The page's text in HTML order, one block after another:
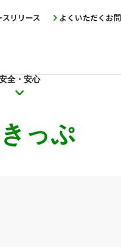
全・安心
よくいただくお
スリリース
っぷ